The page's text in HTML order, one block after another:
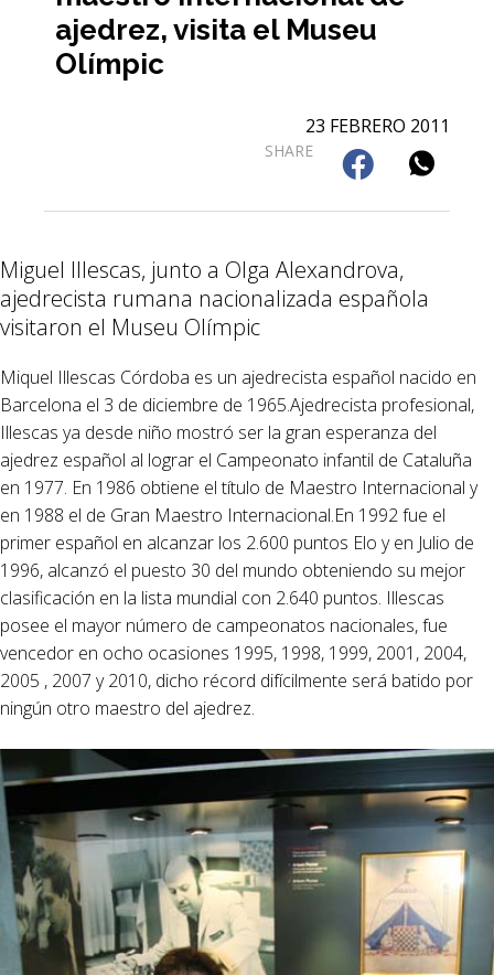
ajedrez, visita el Museu
Olímpic
23 FEBRERO 2011
SHARE
Miguel Illescas, junto a Olga Alexandrova,
ajedrecista rumana nacionalizada española
visitaron el Museu Olímpic
Miquel Illescas Córdoba es un ajedrecista español nacido en
Barcelona el 3 de diciembre de 1965.Ajedrecista profesional,
Illescas ya desde niño mostró ser la gran esperanza del
ajedrez español al lograr el Campeonato infantil de Cataluña
en 1977. En 1986 obtiene el título de Maestro Internacional y
en 1988 el de Gran Maestro Internacional.En 1992 fue el
primer español en alcanzar los 2.600 puntos Elo y en Julio de
1996, alcanzó el puesto 30 del mundo obteniendo su mejor
clasificación en la lista mundial con 2.640 puntos. Illescas
posee el mayor número de campeonatos nacionales, fue
vencedor en ocho ocasiones 1995, 1998, 1999, 2001, 2004,
2005 , 2007 y 2010, dicho récord difícilmente será batido por
ningún otro maestro del ajedrez.